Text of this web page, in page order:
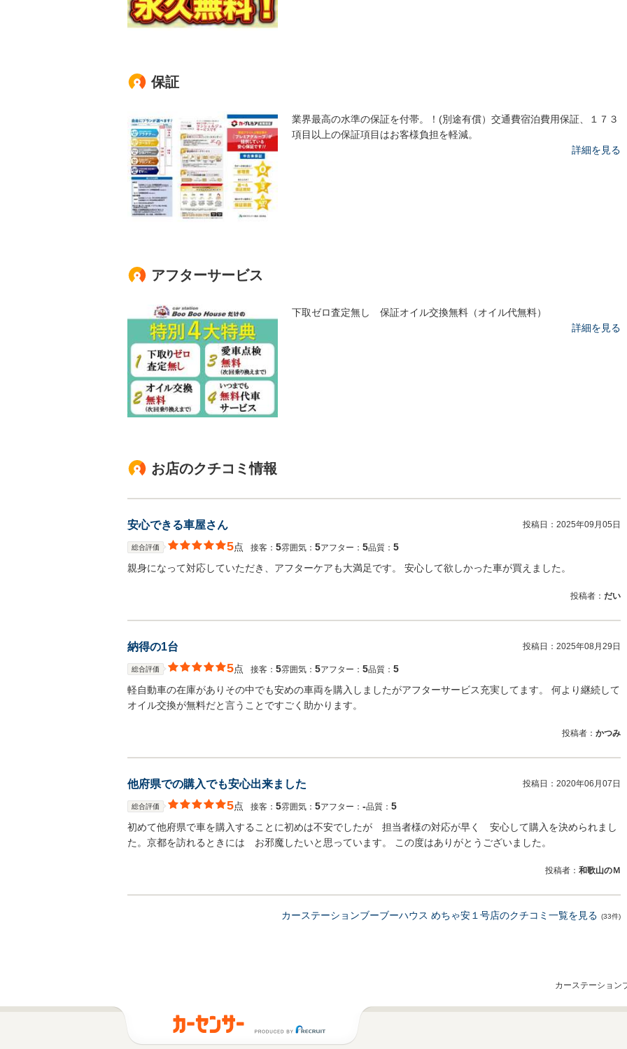
保証
業界最高の水準の保証を付帯。！(別途有償）交通費宿泊費用保証、１７３
項目以上の保証項目はお客様負担を軽減。
詳細を見る
アフターサービス
下取ゼロ査定無し 保証オイル交換無料（オイル代無料）
詳細を見る
お店のクチコミ情報
安心できる車屋さん 投稿日： 2025年09月05日
総合評価 5点 接客： 5雰囲気： 5アフター： 5品質： 5
親身になって対応していただき、アフターケアも大満足です。 安心して欲しかった車が買えました。
投稿者： だい
納得の1台 投稿日： 2025年08月29日
総合評価 5点 接客： 5雰囲気： 5アフター： 5品質： 5
軽自動車の在庫がありその中でも安めの車両を購入しましたがアフターサービス充実してます。 何より継続して
オイル交換が無料だと言うことですごく助かります。
投稿者： かつみ
他府県での購入でも安心出来ました 投稿日： 2020年06月07日
総合評価 5点 接客： 5雰囲気： 5アフター： ‐品質： 5
初めて他府県で車を購入することに初めは不安でしたが 担当者様の対応が早く 安心して購入を決められまし
た。京都を訪れるときには お邪魔したいと思っています。 この度はありがとうございました。
投稿者： 和歌山のＭ
カーステーションブーブーハウス めちゃ安１号店のクチコミ一覧を見る (33件)
カーステーション